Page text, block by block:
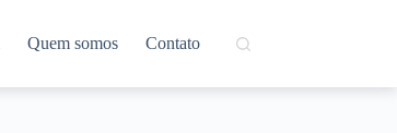
Quem somos Contato